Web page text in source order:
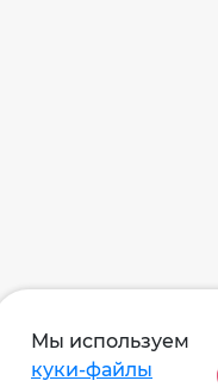
Мы используем
куки-файлы